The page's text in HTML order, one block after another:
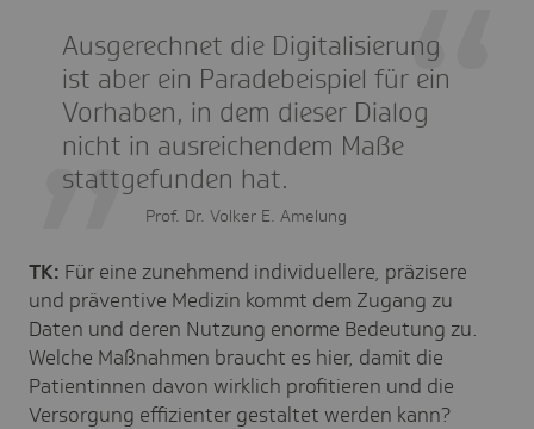
Ausgerechnet die Digitalisierung
ist aber ein Paradebeispiel für ein
Vorhaben, in dem dieser Dialog
nicht in ausreichendem Maße
stattgefunden hat.
Prof. Dr. Volker E. Amelung
TK: Für eine zunehmend individuellere, präzisere
und präventive Medizin kommt dem Zugang zu
Daten und deren Nutzung enorme Bedeutung zu.
Welche Maßnahmen braucht es hier, damit die
Patientinnen davon wirklich profitieren und die
Versorgung effizienter gestaltet werden kann?